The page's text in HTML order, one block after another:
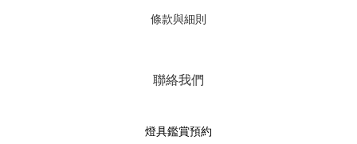
條款與細則
聯絡我們
燈具鑑賞預約